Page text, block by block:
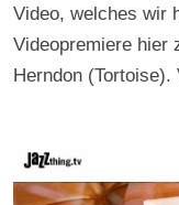
Video, welches wir
Videopremiere hier
Herndon (Tortoise).